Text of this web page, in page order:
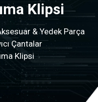
Klipsi
& Yedek Parça
Çantalar
Klipsi